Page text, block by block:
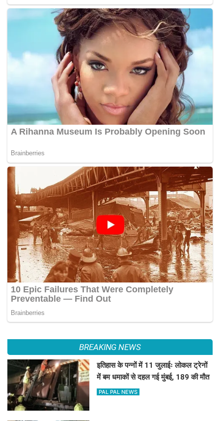
BREAKING NEWS
इतिहास के पन्नों में 11 जुलाईः लोकल ट्रेनों
में बम धमाकों से दहल गई मुंबई, 189 की मौत
PAL PAL NEWS